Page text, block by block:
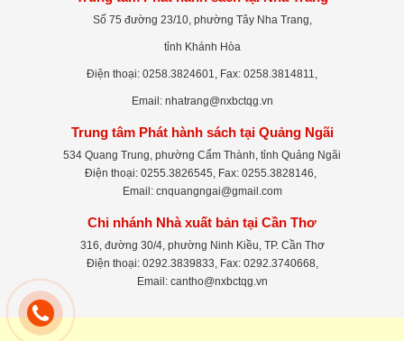
Số 75 đường 23/10, phường Tây Nha Trang,
tỉnh Khánh Hòa
Điện thoại: 0258.3824601, Fax: 0258.3814811,
Email: nhatrang@nxbctqg.vn
Trung tâm Phát hành sách tại Quảng Ngãi
534 Quang Trung, phường Cẩm Thành, tỉnh Quảng Ngãi
Điện thoại: 0255.3826545, Fax: 0255.3828146,
Email: cnquangngai@gmail.com
Chi nhánh Nhà xuất bản tại Cần Thơ
316, đường 30/4, phường Ninh Kiều, TP. Cần Thơ
Điện thoại: 0292.3839833, Fax: 0292.3740668,
Email: cantho@nxbctqg.vn